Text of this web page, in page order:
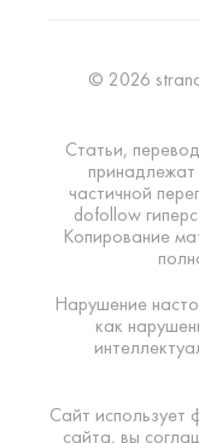
© 2026
Статьи,
частичной
dofollow
Копирование
Нарушение
как
Сайт
сайта, вы